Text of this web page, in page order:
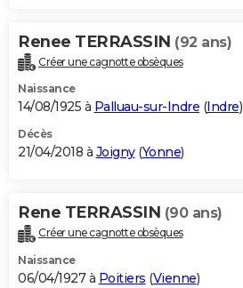
Renee TERRASSIN (92 ans)
Créer une cagnotte obsèques
Naissance
14/08/1925 à Palluau-sur-Indre (Indre)
Décès
21/04/2018 à Joigny(Yonne)
Rene TERRASSIN (90 ans)
Créer une cagnotte obsèques
Naissance
06/04/1927 à Poitiers (Vienne)